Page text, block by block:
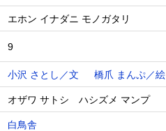
エホン イナダニ モノガタリ
9
小沢 さとし／文 橋爪 まんぷ／絵
オザワ サトシ ハシズメ マンプ
白鳥舎